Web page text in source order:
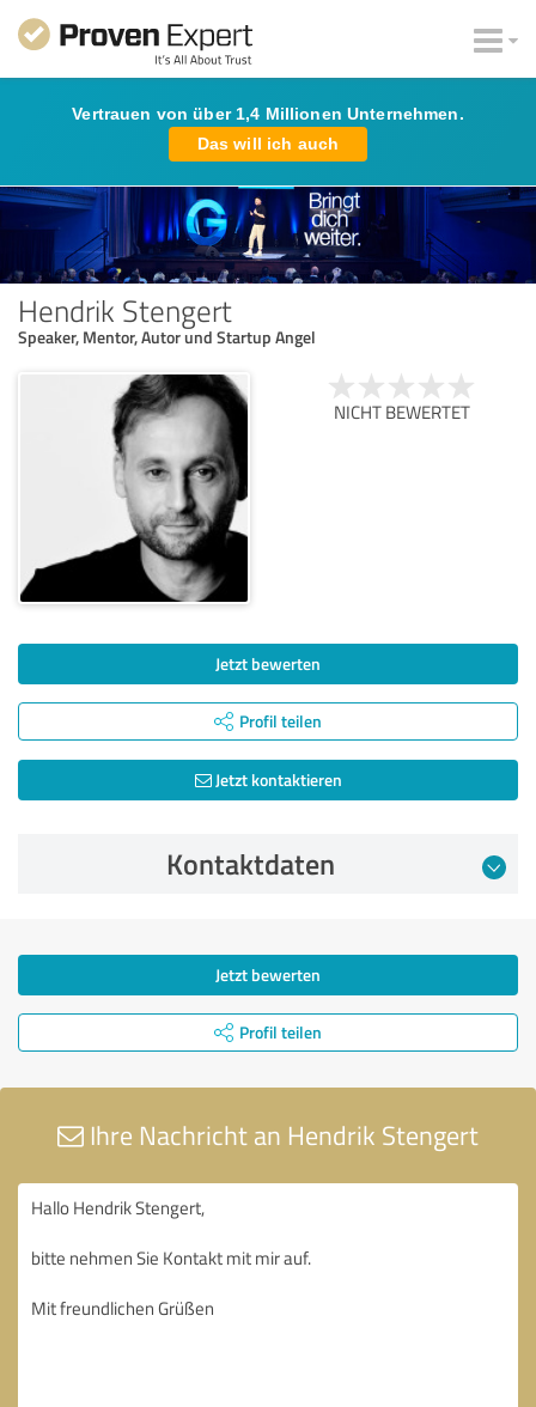
Vertrauen von über 1,4 Millionen Unternehmen.
Das will ich auch
Hendrik Stengert
Speaker, Mentor, Autor und Startup Angel
NICHT BEWERTET
Jetzt bewerten
Profil teilen
Jetzt kontaktieren
Kontaktdaten
Jetzt bewerten
Profil teilen
Ihre Nachricht an Hendrik Stengert